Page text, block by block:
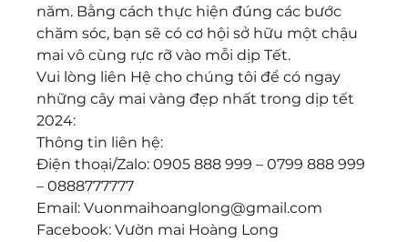
năm. Bằng cách thực hiện đúng các bước
chăm sóc, bạn sẽ có cơ hội sở hữu một chậu
mai vô cùng rực rỡ vào mỗi dịp Tết.
Vui lòng liên Hệ cho chúng tôi để có ngay
những cây mai vàng đẹp nhất trong dịp tết
2024:
Thông tin liên hệ:
Điện thoại/Zalo: 0905 888 999 – 0799 888 999
– 0888777777
Email: Vuonmaihoanglong@gmail.com
Facebook: Vườn mai Hoàng Long